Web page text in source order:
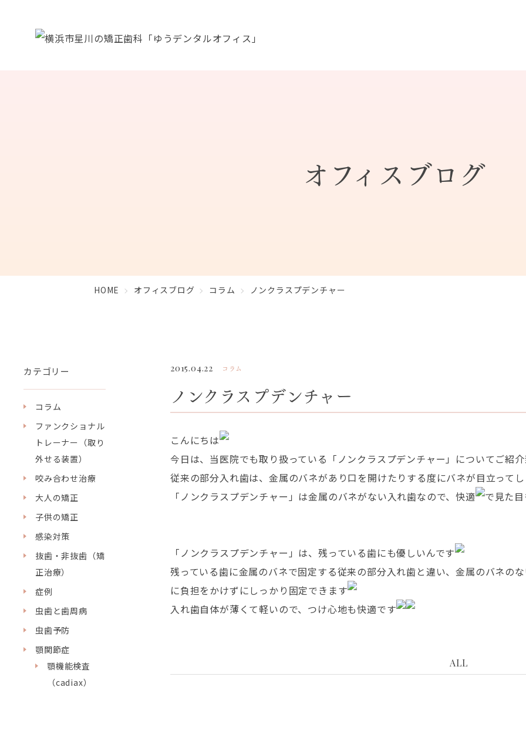
オフィスブログ
HOME オフィスブログ コラム ノンクラスプデンチャー
カテゴリー
コラム
ファンクショナル
トレーナー（取り
外せる装置）
咬み合わせ治療
大人の矯正
子供の矯正
感染対策
抜歯・非抜歯（矯
正治療）
症例
虫歯と歯周病
虫歯予防
顎関節症
顎機能検査
（cadiax）
2015.04.22 コラム
ノンクラスプデンチャー
こんにちは
今日は、当医院でも取り扱っている「ノンクラスプデンチャー」についてご紹
従来の部分入れ歯は、金属のバネがあり口を開けたりする度にバネが目立って
「ノンクラスプデンチャー」は金属のバネがない入れ歯なので、快適
で見た
「ノンクラスプデンチャー」は、残っている歯にも優しいんです
残っている歯に金属のバネで固定する従来の部分入れ歯と違い、金属のバネの
に負担をかけずにしっかり固定できます
入れ歯自体が薄くて軽いので、つけ心地も快適です
ALL